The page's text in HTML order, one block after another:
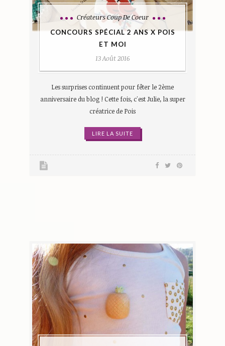
Créateurs Coup De Coeur
CONCOURS SPÉCIAL 2 ANS X POIS
ET MOI
13 Août 2016
Les surprises continuent pour fêter le 2ème
anniversaire du blog ! Cette fois, c'est Julie, la super
créatrice de Pois
LIRE LA SUITE